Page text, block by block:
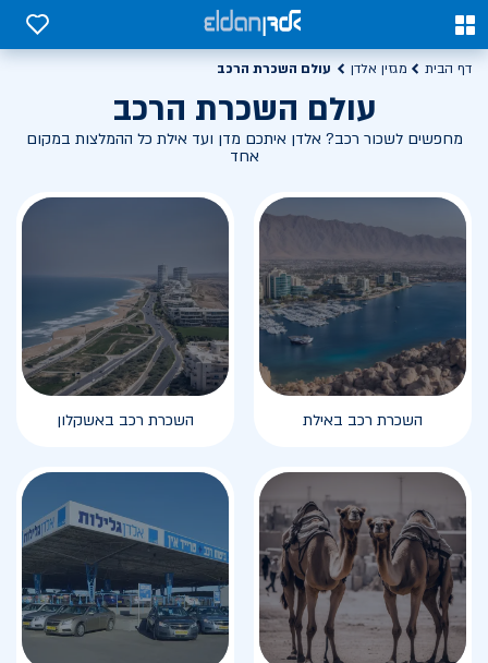
0
0
דף הבית מגזין אלדן עולם השכרת הרכב
עולם השכרת הרכב
מחפשים לשכור רכב? אלדן איתכם מדן ועד אילת כל ההמלצות במקום
אחד
השכרת רכב באילת השכרת רכב באשקלון